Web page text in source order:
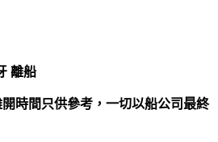
離船
時間只供參考，一切以船公司最終